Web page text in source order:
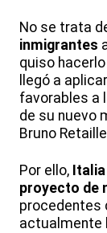
No se trata
inmigrantes
quiso
llegó a
favorables a
de su nuevo
Bruno
Por ello, Italia
proyecto de
procedentes
actualmente